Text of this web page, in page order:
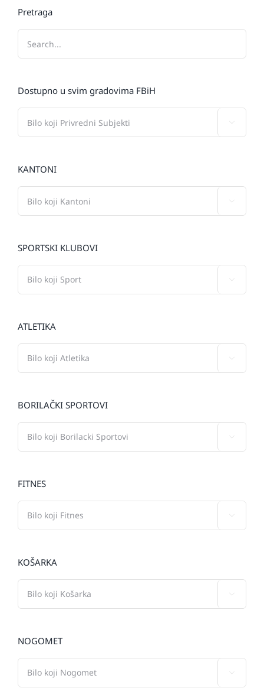
Pretraga
Dostupno u svim gradovima FBiH
KANTONI
SPORTSKI KLUBOVI
ATLETIKA
BORILAČKI SPORTOVI
FITNES
KOŠARKA
NOGOMET